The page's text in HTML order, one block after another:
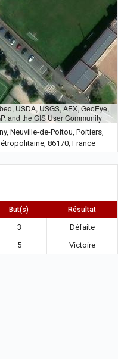
USDA, USGS, AEX, GeoEye,
and the GIS User Community
Neuville-de-Poitou, Poitiers,
86170, France
But(s) Résultat
3
Défaite
5 Victoire